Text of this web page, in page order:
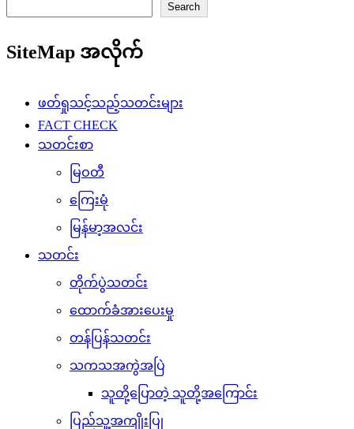
Search
SiteMap အလိုက်
ဖတ်ရှုသင့်သည့်သတင်းများ
FACT CHECK
သတင်းစာ
မြဝတီ
ကြေးမုံ
မြန်မာ့အလင်း
သတင်း
တိုက်ပွဲသတင်း
ထောက်ခံအားပေးမှု
တန်ပြန်သတင်း
သကသအကွဲအပြဲ
သူတို့ပြောတဲ့ သူတို့အကြောင်း
ပြည်သူ့အကျိုးပြု